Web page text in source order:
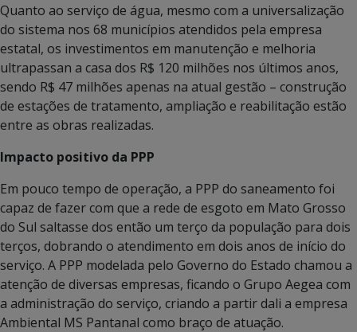
Quanto ao serviço de água, mesmo com a universalização
do sistema nos 68 municípios atendidos pela empresa
estatal, os investimentos em manutenção e melhoria
ultrapassan a casa dos R$ 120 milhões nos últimos anos,
sendo R$ 47 milhões apenas na atual gestão – construção
de estações de tratamento, ampliação e reabilitação estão
entre as obras realizadas.
Impacto positivo da PPP
Em pouco tempo de operação, a PPP do saneamento foi
capaz de fazer com que a rede de esgoto em Mato Grosso
do Sul saltasse dos então um terço da população para dois
terços, dobrando o atendimento em dois anos de início do
serviço. A PPP modelada pelo Governo do Estado chamou a
atenção de diversas empresas, ficando o Grupo Aegea com
a administração do serviço, criando a partir dali a empresa
Ambiental MS Pantanal como braço de atuação.